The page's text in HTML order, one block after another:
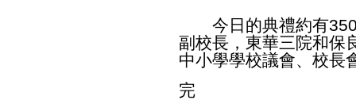
今日的典禮約有350
副校長，東華三院和保
中小學學校議會、校長
完